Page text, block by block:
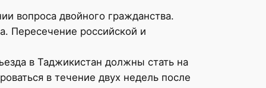
вопроса двойного гражданства.
Пересечение российской и
в Таджикистан должны стать на
в течение двух недель после